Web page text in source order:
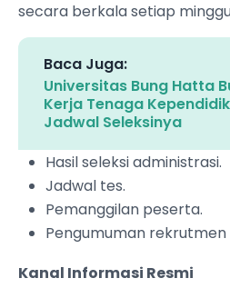
secara berkala setiap
Baca Juga:
Universitas Bung Hatta
Kerja Tenaga
Jadwal Seleksinya
Hasil seleksi administrasi.
Jadwal tes.
Pemanggilan peserta.
Pengumuman rekrutmen
Kanal Informasi Resmi